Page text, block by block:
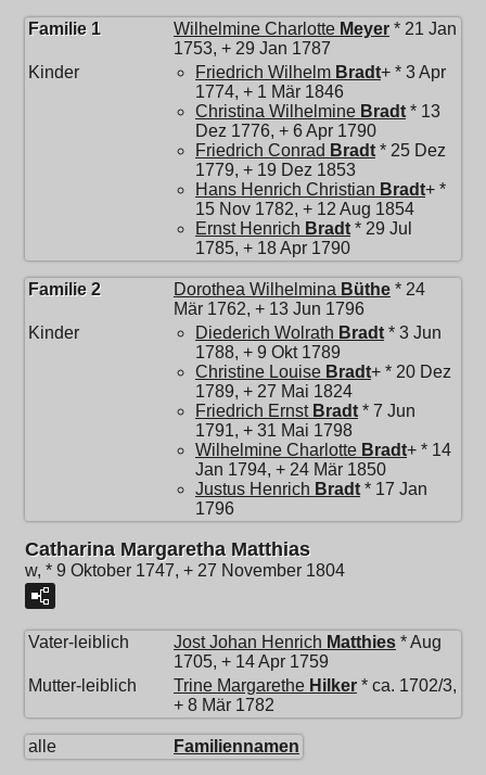
Familie 1 Wilhelmine Charlotte Meyer * 21 Jan
1753, + 29 Jan 1787
Kinder
Friedrich Wilhelm Bradt+ * 3 Apr
1774, + 1 Mär 1846
Christina Wilhelmine Bradt * 13
Dez 1776, + 6 Apr 1790
Friedrich Conrad Bradt * 25 Dez
1779, + 19 Dez 1853
Hans Henrich Christian Bradt+ *
15 Nov 1782, + 12 Aug 1854
Ernst Henrich Bradt * 29 Jul
1785, + 18 Apr 1790
Familie 2 Dorothea Wilhelmina Büthe * 24
Mär 1762, + 13 Jun 1796
Kinder
Diederich Wolrath Bradt * 3 Jun
1788, + 9 Okt 1789
Christine Louise Bradt+ * 20 Dez
1789, + 27 Mai 1824
Friedrich Ernst Bradt * 7 Jun
1791, + 31 Mai 1798
Wilhelmine Charlotte Bradt+ * 14
Jan 1794, + 24 Mär 1850
Justus Henrich Bradt * 17 Jan
1796
Catharina Margaretha Matthias
w, * 9 Oktober 1747, + 27 November 1804
Vater-leiblich Jost Johan Henrich Matthies * Aug
1705, + 14 Apr 1759
Mutter-leiblich
Trine Margarethe Hilker * ca. 1702/3,
+ 8 Mär 1782
alle Familiennamen